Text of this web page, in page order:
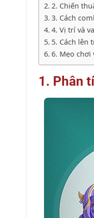
2. Chiến
3. Cách
4. Vị trí và
5. Cách lên
6. Mẹo chơi
1. Phân